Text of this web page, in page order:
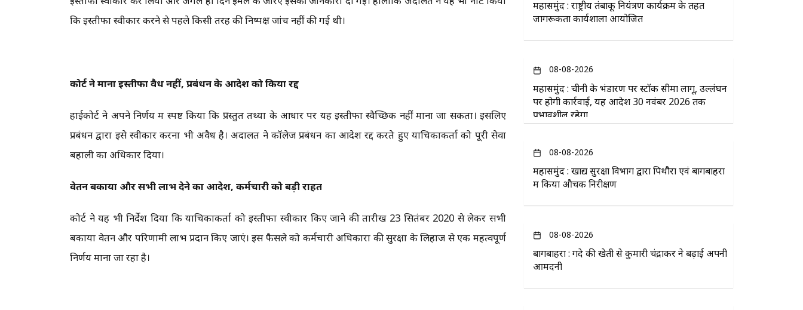
कि इस्तीफा स्वीकार करने से पहले किसी तरह की निष्पक्ष जांच नहीं की गई थी।
कोर्ट ने माना इस्तीफा वैध नहीं, प्रबंधन के आदेश को किया रद्द
हाईकोर्ट ने अपने निर्णय में स्पष्ट किया कि प्रस्तुत तथ्यों के आधार पर यह इस्तीफा स्वैच्छिक नहीं माना जा सकता। इसलिए
प्रबंधन द्वारा इसे स्वीकार करना भी अवैध है। अदालत ने कॉलेज प्रबंधन का आदेश रद्द करते हुए याचिकाकर्ता को पूरी सेवा
बहाली का अधिकार दिया।
वेतन बकाया और सभी लाभ देने का आदेश, कर्मचारी को बड़ी राहत
कोर्ट ने यह भी निर्देश दिया कि याचिकाकर्ता को इस्तीफा स्वीकार किए जाने की तारीख 23 सितंबर 2020 से लेकर सभी
बकाया वेतन और परिणामी लाभ प्रदान किए जाएं। इस फैसले को कर्मचारी अधिकारों की सुरक्षा के लिहाज से एक महत्वपूर्ण
निर्णय माना जा रहा है।
महासमुंद : राष्ट्रीय तंबाकू नियंत्रण कार्यक्रम के तहत
जागरूकता कार्यशाला आयोजित
08-08-2026
महासमुंद : चीनी के भंडारण पर स्टॉक सीमा लागू, उल्लंघन
पर होगी कार्रवाई, यह आदेश 30 नवंबर 2026 तक
प्रभावशील रहेगा
08-08-2026
महासमुंद : खाद्य सुरक्षा विभाग द्वारा पिथौरा एवं बागबाहरा
में किया औचक निरीक्षण
08-08-2026
बागबाहरा : गेंदे की खेती से कुमारी चंद्राकर ने बढ़ाई अपनी
आमदनी